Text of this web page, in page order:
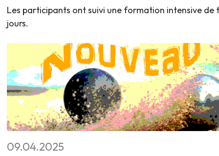
Les participants ont suivi une formation intensive de
jours.
09.04.2025